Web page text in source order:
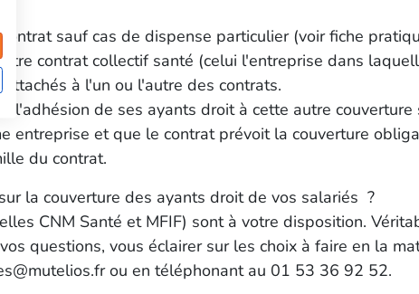
sauf cas de dispense particulier (voir fiche
contrat collectif santé (celui l'entreprise dans
à l'un ou l'autre des contrats.
l'adhésion de ses ayants droit à cette autre couverture
entreprise et que le contrat prévoit la couverture
du contrat.
la couverture des ayants droit de vos salariés ?
CNM Santé et MFIF) sont à votre disposition.
questions, vous éclairer sur les choix à faire en la
ou en téléphonant au 01 53 36 92 52.